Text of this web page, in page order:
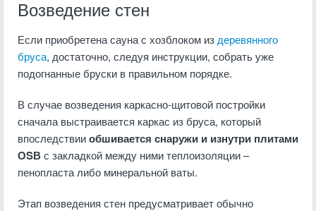
Возведение стен
Если приобретена сауна с хозблоком из деревянного
бруса, достаточно, следуя инструкции, собрать уже
подогнанные бруски в правильном порядке.
В случае возведения каркасно-щитовой постройки
сначала выстраивается каркас из бруса, который
впоследствииобшивается снаружи и изнутри плитами
ОSВс закладкой между ними теплоизоляции –
пенопласта либо минеральной ваты.
Этап возведения стен предусматривает обычно